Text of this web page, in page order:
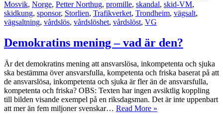
Mosvik, Norge, Petter Northug, promille, skandal, skid-VM,
skidkung, sponsor, Storlien, Trafikverket, Trondheim, vägsalt,
vägsaltning, vårdslös, vårdslöshet, vårdslöst, VG
Demokratins mening – vad är den?
Är det demokratins mening att ansvarslösa, inkompetenta och sjuka
ska bestämma över ansvarsfulla, kompetenta och friska baserat på att
de ansvarslösa, inkompetenta och sjuka är fler än de ansvarsfulla,
kompetenta och friska? OBS: Texten har ingen avsiktlig koppling
till bilden visande exempel på en riksdagsman. Det är inte uppenbart
att mer än fem miljoner svenskar… Read More »